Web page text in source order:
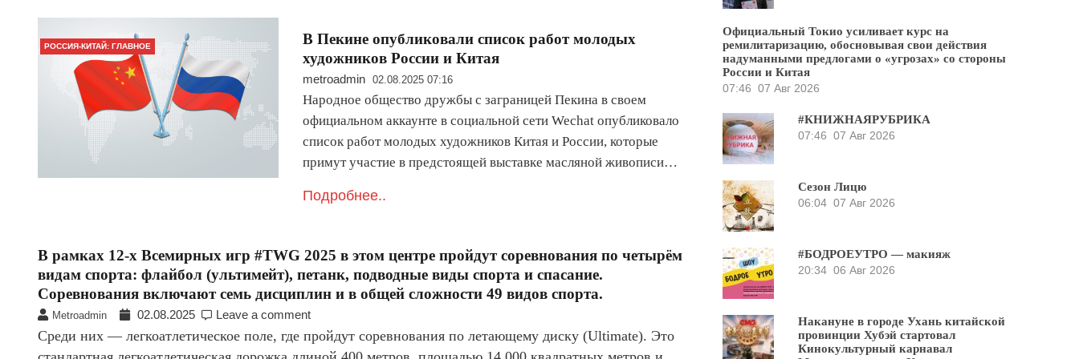
РОССИЯ-КИТАЙ: ГЛАВНОЕ
В Пекине опубликовали список работ молодых
художников России и Китая
metroadmin 02.08.2025 07:16
Народное общество дружбы с заграницей Пекина в своем
официальном аккаунте в социальной сети Wechat опубликовало
список работ молодых художников Китая и России, которые
примут участие в предстоящей выставке масляной живописи…
Подробнее..
В рамках 12-х Всемирных игр #TWG 2025 в этом центре пройдут соревнования по четырём
видам спорта: флайбол (ультимейт), петанк, подводные виды спорта и спасание.
Соревнования включают семь дисциплин и в общей сложности 49 видов спорта.
Metroadmin 02.08.2025 Leave a comment
Среди них — легкоатлетическое поле, где пройдут соревнования по летающему диску (Ultimate). Это
Официальный Токио усиливает курс на
ремилитаризацию, обосновывая свои действия
надуманными предлогами о «угрозах» со стороны
России и Китая
07:46 07 Авг 2026
#КНИЖНАЯРУБРИКА
07:46 07 Авг 2026
Сезон Лицю
06:04 07 Авг 2026
#БОДРОЕУТРО — макияж
20:34 06 Авг 2026
Накануне в городе Ухань китайской
провинции Хубэй стартовал
Кинокультурный карнавал